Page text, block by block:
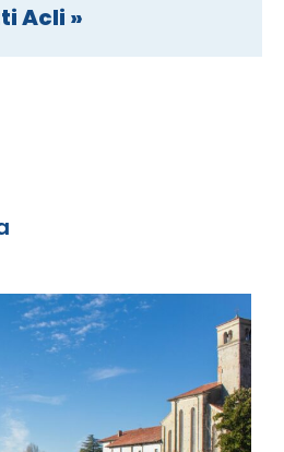
Acli »